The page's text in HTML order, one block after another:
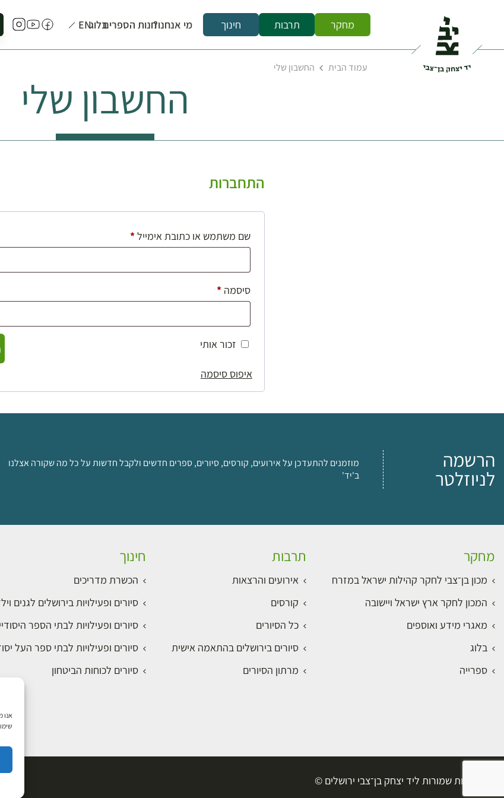
מחקר תרבות חינוך מי אנחנו?חנות הספריםבלוגEN
עמוד הבית החשבון שלי
החשבון שלי
התחברות
שם משתמש או כתובת אימייל*חובה
סיסמה*חובה
זכור אותי
איפוס סיסמה
הרשמה
לניוזלטר
מוזמנים להתעדכן על אירועים, קורסים, סיורים, ספרים חדשים ולקבל חדשות על כל מה שקורה אצלנו
ב'יד'
מחקר
מכון בן־צבי לחקר קהילות ישראל במזרח
המכון לחקר ארץ ישראל ויישובה
מאגרי מידע ואוספים
בלוג
ספרייה
תרבות
אירועים והרצאות
קורסים
כל הסיורים
סיורים בירושלים בהתאמה אישית
מרתון הסיורים
חינוך
הכשרת מדריכים
סיורים ופעילויות בירושלים לגנים
סיורים ופעילויות לבתי הספר
סיורים ופעילויות לבתי ספר העל
סיורים לכוחות הביטחון
כל הזכויות שמורות ליד יצחק בן־צבי ירושלים ©